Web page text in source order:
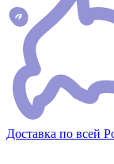
Доставка по всей